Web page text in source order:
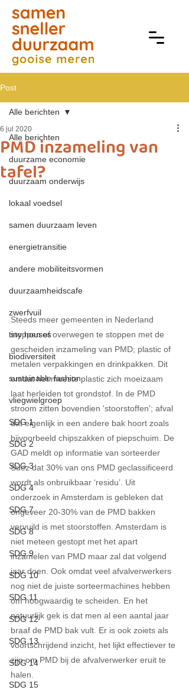
Post
Alle berichten
duurzame economie
duurzaam onderwijs
lokaal voedsel
samen duurzaam leven
energietransitie
andere mobiliteitsvormen
duurzaamheidscafe
zwerfvuil
tiny houses
biodiversiteit
sustainable fashion
vliegwielgroep
SDG 1
SDG 2
SDG 3
SDG 4
SDG 7
SDG 8
SDG 9
SDG 10
SDG 11
SDG 12
SDG 13
SDG 14
SDG 15
Alle berichten
PMD inzameling van
tafel?
6 jul 2020
Steeds meer gemeenten in Nederland
stoppen of overwegen te stoppen met de
gescheiden inzameling van PMD; plastic of
metalen verpakkingen en drinkpakken. Dit
omdat het meeste plastic zich moeizaam
laat herleiden tot grondstof. In de PMD
stroom zitten bovendien 'stoorstoffen'; afval
dat eigenlijk in een andere bak hoort zoals
bijvoorbeeld chipszakken of piepschuim. De
GAD meldt op informatie van sorteerder
Suez dat 30% van ons PMD geclassificeerd
wordt als onbruikbaar ‘residu’. Uit
onderzoek in Amsterdam is gebleken dat
ongeveer 20-30% van de PMD bakken
vervuild is met stoorstoffen. Amsterdam is
niet meteen gestopt met het apart
inzamelen van PMD maar zal dat volgend
jaar doen. Ook omdat veel afvalverwerkers
nog niet de juiste sorteermachines hebben
om hoogwaardig te scheiden. En het
natuurlijk gek is dat men al een aantal jaar
braaf de PMD bak vult. Er is ook zoiets als
voortschrijdend inzicht, het lijkt effectiever te
zijn om PMD bij de afvalverwerker eruit te
halen.